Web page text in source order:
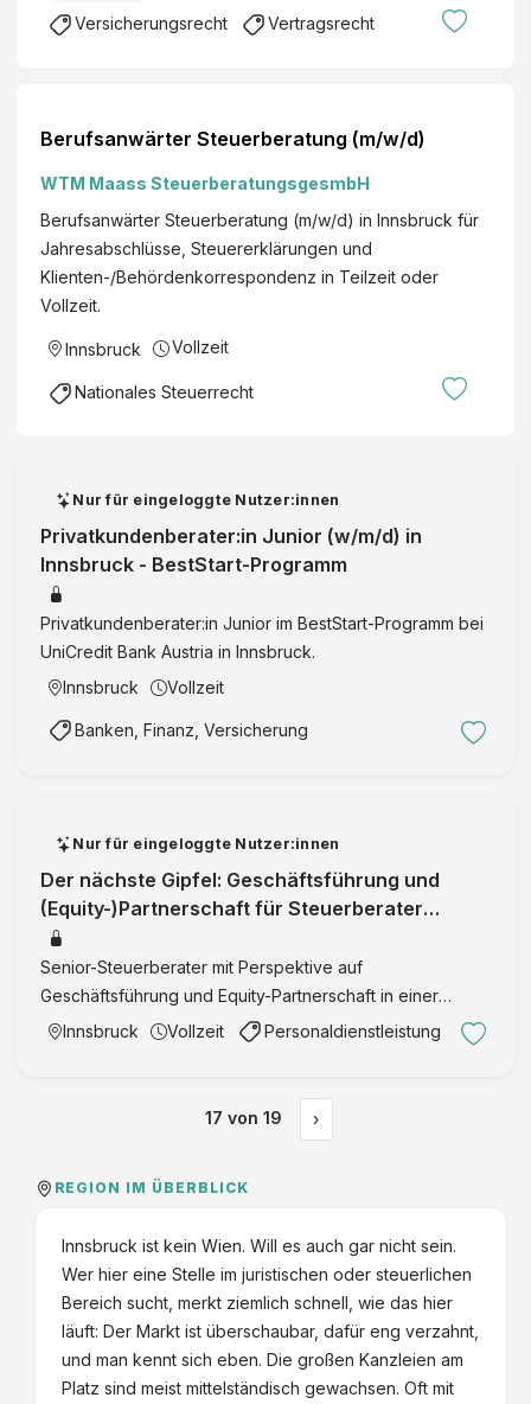
Versicherungsrecht Vertragsrecht
Berufsanwärter Steuerberatung (m/w/d)
WTM Maass SteuerberatungsgesmbH
Berufsanwärter Steuerberatung (m/w/d) in Innsbruck für
Jahresabschlüsse, Steuererklärungen und
Klienten-/Behördenkorrespondenz in Teilzeit oder
Vollzeit.
Innsbruck Vollzeit
Nationales Steuerrecht
Nur für eingeloggte Nutzer:innen
Privatkundenberater:in Junior (w/m/d) in
Innsbruck - BestStart-Programm
Privatkundenberater:in Junior im BestStart-Programm bei
UniCredit Bank Austria in Innsbruck.
Innsbruck
Vollzeit
Banken, Finanz, Versicherung
Nur für eingeloggte Nutzer:innen
Der nächste Gipfel: Geschäftsführung und
(Equity-)Partnerschaft für Steuerberater
(w/m/d)
Senior-Steuerberater mit Perspektive auf
Geschäftsführung und Equity-Partnerschaft in einer
etablierten Kanzlei in Innsbruck.
Innsbruck Vollzeit Personaldienstleistung
17 von 19 ›
REGION IM ÜBERBLICK
Innsbruck ist kein Wien. Will es auch gar nicht sein.
Wer hier eine Stelle im juristischen oder steuerlichen
Bereich sucht, merkt ziemlich schnell, wie das hier
läuft: Der Markt ist überschaubar, dafür eng verzahnt,
und man kennt sich eben. Die großen Kanzleien am
Platz sind meist mittelständisch gewachsen. Oft mit